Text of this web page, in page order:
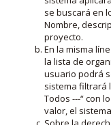
se buscará en
Nombre,
proyecto.
En la misma
la lista de
usuario podrá
sistema filtrará
Todos ---“ con
valor, el